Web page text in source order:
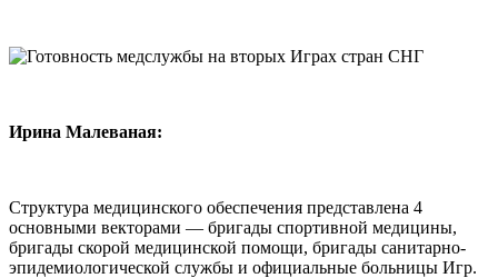
Ирина Малеваная:
Структура медицинского обеспечения представлена 4
основными векторами — бригады спортивной медицины,
бригады скорой медицинской помощи, бригады санитарно-
эпидемиологической службы и официальные больницы Игр.